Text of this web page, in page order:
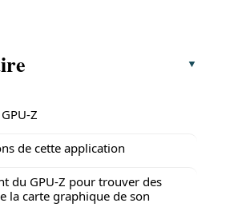
Z
de cette application
du GPU-Z pour trouver des
la carte graphique de son